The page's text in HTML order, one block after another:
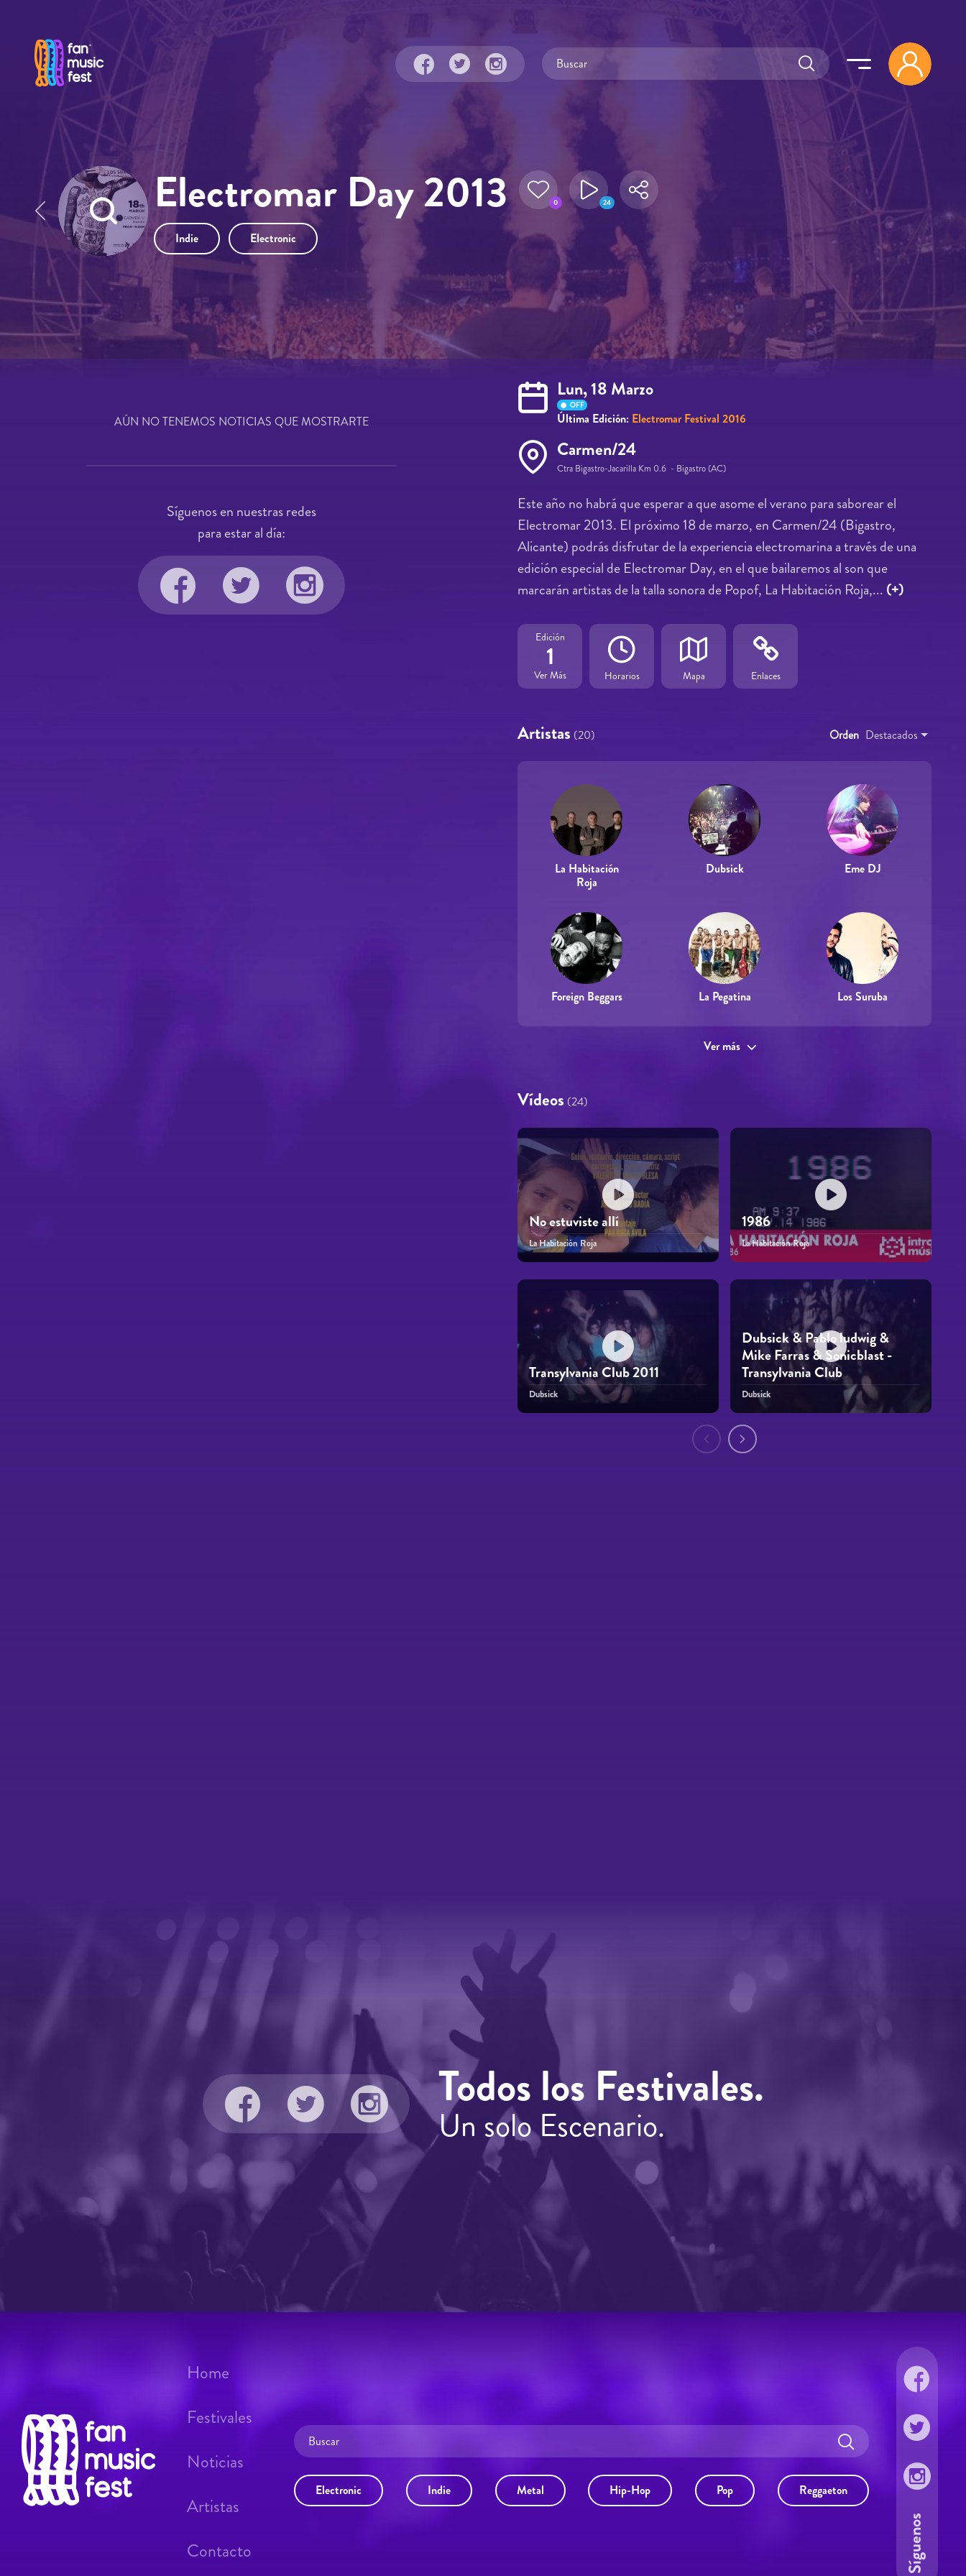
Electromar Day 2013 0 24
Indie Electronic
Lun, 18 Marzo
OFF
Última Edición: Electromar Festival 2016
Carmen/24
Ctra Bigastro-Jacarilla Km 0.6 - Bigastro (AC)
Este año no habrá que esperar a que asome el verano para saborear el
Electromar 2013. El próximo 18 de marzo, en Carmen/24 (Bigastro,
Alicante) podrás disfrutar de la experiencia electromarina a través de una
edición especial de Electromar Day, en el que bailaremos al son que
marcarán artistas de la talla sonora de Popof, La Habitación Roja,... (+)
Edición
1
Ver Más Horarios Mapa Enlaces
Artistas (20) Orden Destacados
La Habitación
Roja
Dubsick Eme DJ
Foreign Beggars La Pegatina Los Suruba
Ver más
Vídeos (24)
No estuviste allí
La Habitación Roja
1986
La Habitación Roja
Transylvania Club 2011
Dubsick
Dubsick & Pablo ludwig &
Mike Farras & Sonicblast -
Transylvania Club
Dubsick
AÚN NO TENEMOS NOTICIAS QUE MOSTRARTE
Síguenos en nuestras redes
para estar al día:
Todos los Festivales.
Un solo Escenario.
Electronic Indie Metal Hip-Hop Pop Reggaeton
Home
Festivales
Noticias
Artistas
Contacto
Síguenos